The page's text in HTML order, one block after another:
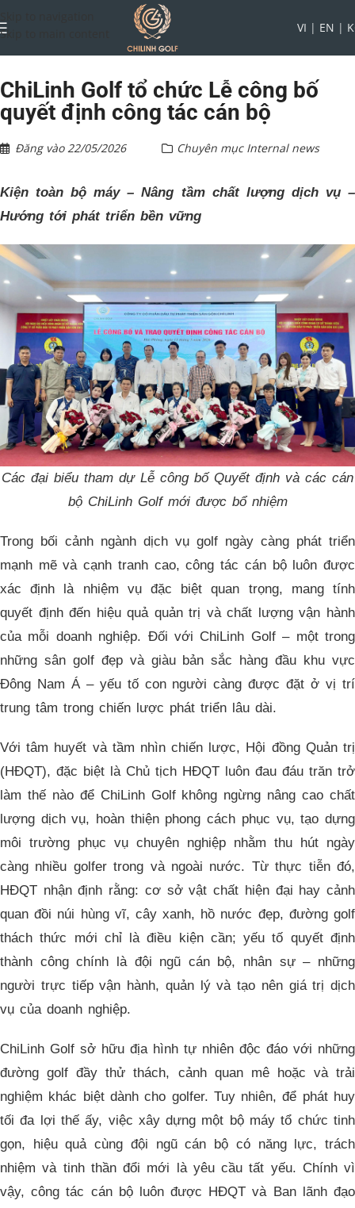
Skip to main content
VI | EN |
ChiLinh Golf tổ chức Lễ công bố
quyết định công tác cán bộ
Đăng vào 22/05/2026 Chuyên mục Internal news
Kiện toàn bộ máy – Nâng tầm chất lượng dịch vụ –
Hướng tới phát triển bền vững
Các đại biểu tham dự Lễ công bố Quyết định và các cán
bộ ChiLinh Golf mới được bổ nhiệm
Trong bối cảnh ngành dịch vụ golf ngày càng phát triển
mạnh mẽ và cạnh tranh cao, công tác cán bộ luôn được
xác định là nhiệm vụ đặc biệt quan trọng, mang tính
quyết định đến hiệu quả quản trị và chất lượng vận hành
của mỗi doanh nghiệp. Đối với ChiLinh Golf – một trong
những sân golf đẹp và giàu bản sắc hàng đầu khu vực
Đông Nam Á – yếu tố con người càng được đặt ở vị trí
trung tâm trong chiến lược phát triển lâu dài.
Với tâm huyết và tầm nhìn chiến lược, Hội đồng Quản trị
(HĐQT), đặc biệt là Chủ tịch HĐQT luôn đau đáu trăn trở
làm thế nào để ChiLinh Golf không ngừng nâng cao chất
lượng dịch vụ, hoàn thiện phong cách phục vụ, tạo dựng
môi trường phục vụ chuyên nghiệp nhằm thu hút ngày
càng nhiều golfer trong và ngoài nước. Từ thực tiễn đó,
HĐQT nhận định rằng: cơ sở vật chất hiện đại hay cảnh
quan đồi núi hùng vĩ, cây xanh, hồ nước đẹp, đường golf
thách thức mới chỉ là điều kiện cần; yếu tố quyết định
thành công chính là đội ngũ cán bộ, nhân sự – những
người trực tiếp vận hành, quản lý và tạo nên giá trị dịch
vụ của doanh nghiệp.
ChiLinh Golf sở hữu địa hình tự nhiên độc đáo với những
đường golf đầy thử thách, cảnh quan mê hoặc và trải
nghiệm khác biệt dành cho golfer. Tuy nhiên, để phát huy
tối đa lợi thế ấy, việc xây dựng một bộ máy tổ chức tinh
gọn, hiệu quả cùng đội ngũ cán bộ có năng lực, trách
nhiệm và tinh thần đổi mới là yêu cầu tất yếu. Chính vì
vậy, công tác cán bộ luôn được HĐQT và Ban lãnh đạo